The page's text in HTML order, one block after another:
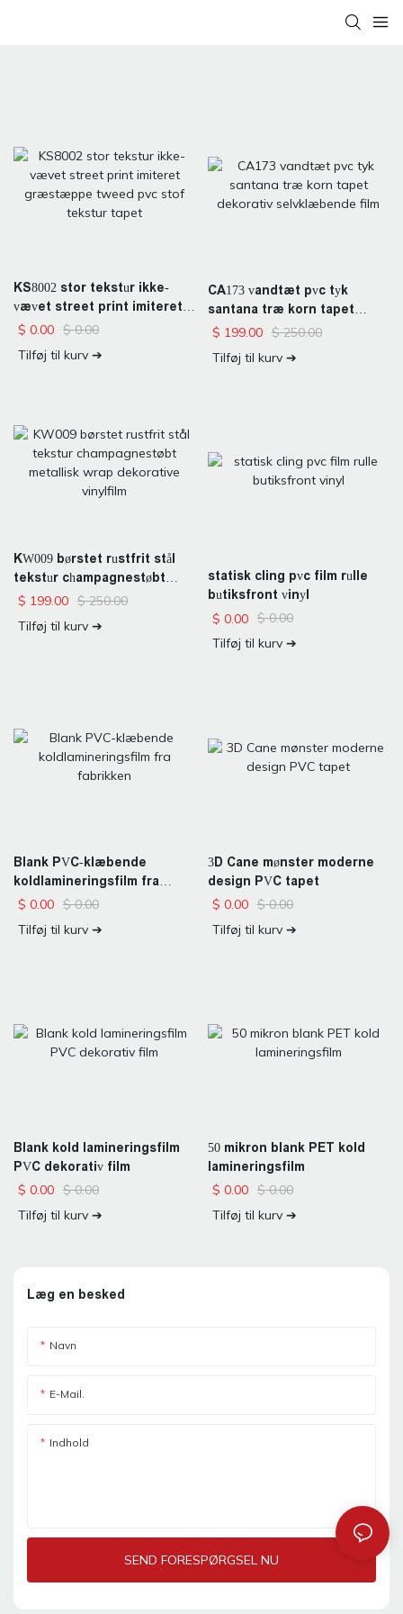
KS8002 stor tekstur ikke-
vævet street print imiteret
græstæppe tweed pvc stof
$ 0.00 $0.00
Tilføj til kurv ➔
CA173 vandtæt pvc tyk
santana træ korn tapet
dekorativ selvklæbende film
$ 199.00 $250.00
Tilføj til kurv ➔
KW009 børstet rustfrit stål
tekstur champagnestøbt
metallisk wrap dekorative
$ 199.00 $250.00
Tilføj til kurv ➔
statisk cling pvc film rulle
butiksfront vinyl
$ 0.00 $0.00
Tilføj til kurv ➔
Blank PVC-klæbende
koldlamineringsfilm fra
fabrikken
$ 0.00 $0.00
Tilføj til kurv ➔
3D Cane mønster moderne
design PVC tapet
$ 0.00 $0.00
Tilføj til kurv ➔
Blank kold lamineringsfilm
PVC dekorativ film
$ 0.00 $0.00
Tilføj til kurv ➔
50 mikron blank PET kold
lamineringsfilm
$ 0.00 $0.00
Tilføj til kurv ➔
Læg en besked
Navn
E-Mail.
Indhold
SEND FORESPØRGSEL NU